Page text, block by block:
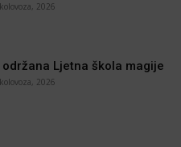
2026
održana Ljetna škola magije
2026